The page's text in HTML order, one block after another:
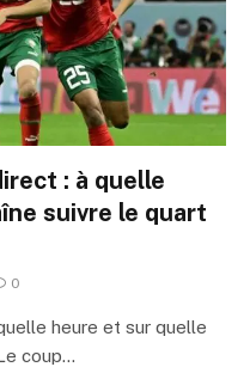
: à quelle
suivre le quart
0
heure et sur quelle
coup…